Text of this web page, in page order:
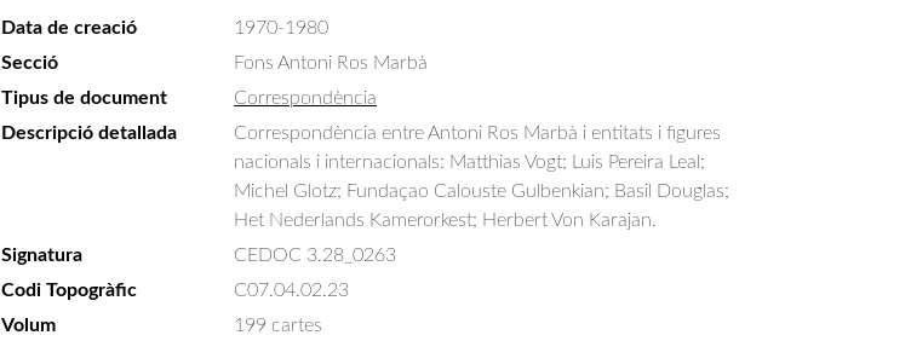
Data de creació
1970-1980
Secció
Fons Antoni Ros Marbà
Tipus de document
Correspondència
Descripció detallada
Correspondència entre Antoni Ros Marbà i entitats i figures
nacionals i internacionals: Matthias Vogt; Luis Pereira Leal;
Michel Glotz; Fundaçao Calouste Gulbenkian; Basil Douglas;
Het Nederlands Kamerorkest; Herbert Von Karajan.
Signatura
CEDOC 3.28_0263
Codi Topogràfic
C07.04.02.23
Volum
199 cartes